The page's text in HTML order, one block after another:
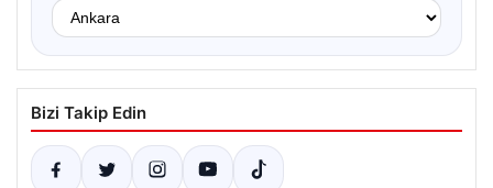
Bizi Takip Edin